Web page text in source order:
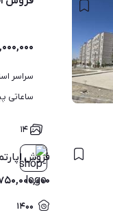
سراسر
ساعاتی
۱۴
فروش اپارتمان 2طبقه 2واحد 100 متر در
۱۴۰۰